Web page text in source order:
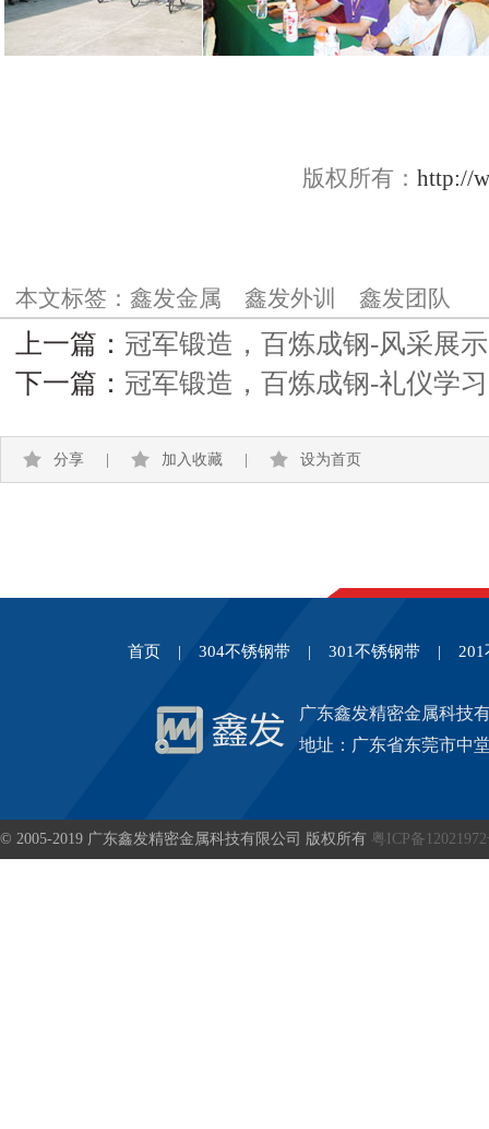
版权所有： http://
本文标签： 鑫发金属 鑫发外训 鑫发团队
上一篇： 冠军锻造，百炼成钢-风采展示
下一篇： 冠军锻造，百炼成钢-礼仪学习
分享 加入收藏 设为首页
首页 | 304不锈钢带 | 301不锈钢带 |
广东鑫发精密金属科技
地址：广东省东莞市中
© 2005-2019 广东鑫发精密金属科技有限公司 版权所有 粤ICP备